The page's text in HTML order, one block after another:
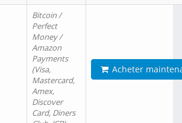
Bitcoin /
Perfect
Money /
Amazon
Payments
(Visa,
Mastercard,
Amex,
Discover
Card, Diners
Acheter